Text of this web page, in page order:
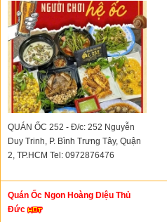
QUÁN ỐC 252 - Đ/c: 252 Nguyễn
Duy Trinh, P. Bình Trưng Tây, Quận
2, TP.HCM Tel: 0972876476
Quán Ốc Ngon Hoàng Diệu Thủ
Đức